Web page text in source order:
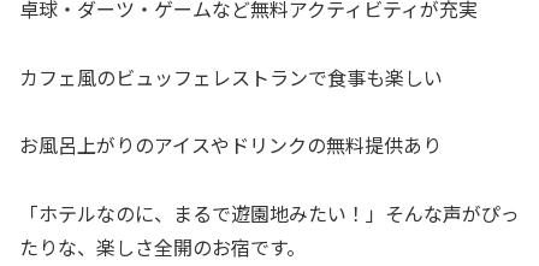
卓球・ダーツ・ゲームなど無料アクティビティが充実
カフェ風のビュッフェレストランで食事も楽しい
お風呂上がりのアイスやドリンクの無料提供あり
「ホテルなのに、まるで遊園地みたい！」そんな声がぴっ
たりな、楽しさ全開のお宿です。